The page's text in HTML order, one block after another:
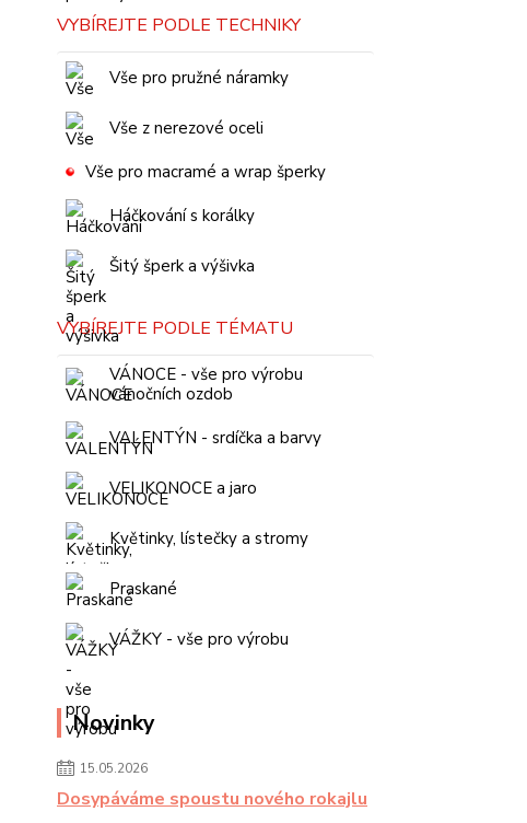
VYBÍREJTE PODLE TECHNIKY
Vše pro pružné náramky
Vše z nerezové oceli
Vše pro macramé a wrap šperky
Háčkování s korálky
Šitý šperk a výšivka
VYBÍREJTE PODLE TÉMATU
VÁNOCE - vše pro výrobu
vánočních ozdob
VALENTÝN - srdíčka a barvy
VELIKONOCE a jaro
Květinky, lístečky a stromy
Praskané
VÁŽKY - vše pro výrobu
Novinky
15.05.2026
Dosypáváme spoustu nového rokajlu